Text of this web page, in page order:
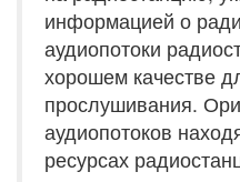
информацией о
аудиопотоки
хорошем качестве
прослушивания.
аудиопотоков
ресурсах